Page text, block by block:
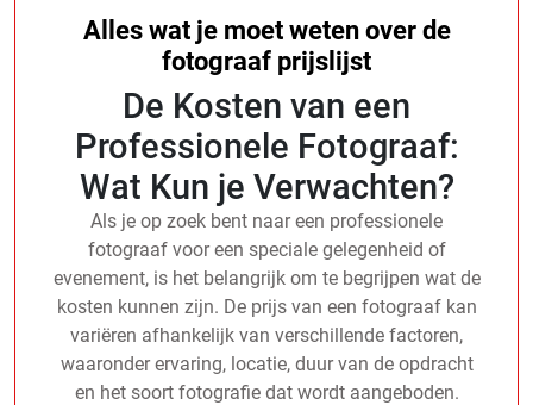
Alles wat je moet weten over de
fotograaf prijslijst
De Kosten van een
Professionele Fotograaf:
Wat Kun je Verwachten?
Als je op zoek bent naar een professionele
fotograaf voor een speciale gelegenheid of
evenement, is het belangrijk om te begrijpen wat de
kosten kunnen zijn. De prijs van een fotograaf kan
variëren afhankelijk van verschillende factoren,
waaronder ervaring, locatie, duur van de opdracht
en het soort fotografie dat wordt aangeboden.